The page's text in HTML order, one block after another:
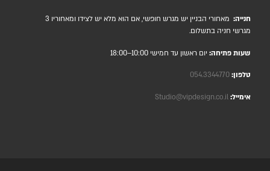
חנייה:
מאחורי הבניין יש מגרש חופשי, אם הוא מלא יש לצידו ומאחוריו 3
מגרשי חניה בתשלום.
שעות פתיחה: יום ראשון עד חמישי 10:00–18:00
טלפון:054.3344770
אימייל:Studio@vipdesign.co.il